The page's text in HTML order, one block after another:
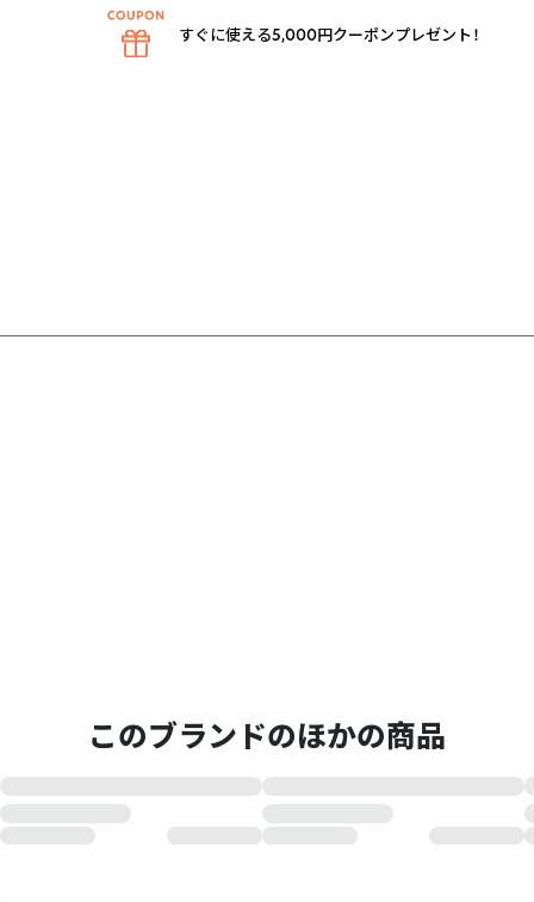
このブランドのほかの商品
すぐに使える5,000円クーポンプレゼント！